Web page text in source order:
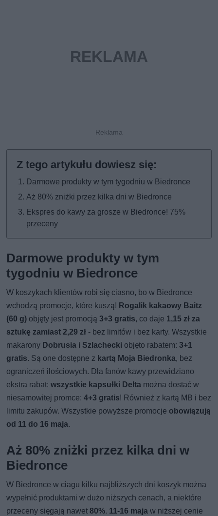
Darmowe produkty w tym tygodniu w Biedronce
Aż 80% zniżki przez kilka dni w Biedronce
Ekspres do kawy za grosze w Biedronce! 75%
przeceny
Darmowe produkty w tym
tygodniu w Biedronce
W koszykach klientów robi się ciasno, bo w Biedronce
wchodzą promocje, które kuszą! Rogalik kakaowy Baitz
(60 g) objęty jest promocją3+3 gratis, co daje 1,15 zł za
sztukę zamiast 2,29 zł - bez limitów i bez karty. Wszystkie
makarony Dobrusia i Szlachecki objęto rabatem:3+1
gratis. Są one dostępne z kartą Moja Biedronka, bez
ograniczeń ilościowych. Dla fanów kawy przewidziano
ekstra rabat:wszystkie kapsułki Delta można dostać w
niesamowitej promce:4+3 gratis! Również z kartą MB i bez
limitu zakupów. Wszystkie powyższe promocje obowiązują
od 11 do 16 maja.
Aż 80% zniżki przez kilka dni w
Biedronce
W Biedronce w ciagu kilku najbliższych dni koszyk można
wypełnić produktami w dużo niższych cenach, a niektóre
przeceny sięgają nawet80%. 11-16 maja w niższej cenie